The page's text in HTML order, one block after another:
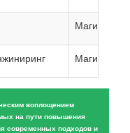
воплощением
на пути повышения
современных подходов и